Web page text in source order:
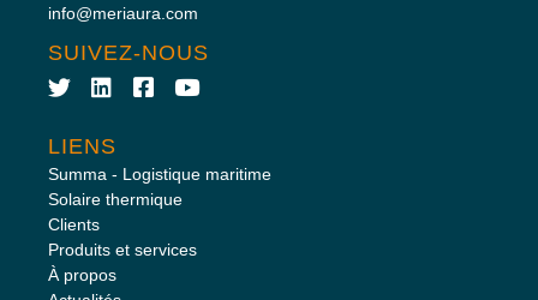
info@meriaura.com
SUIVEZ-NOUS
LIENS
Summa - Logistique maritime
Solaire thermique
Clients
Produits et services
À propos